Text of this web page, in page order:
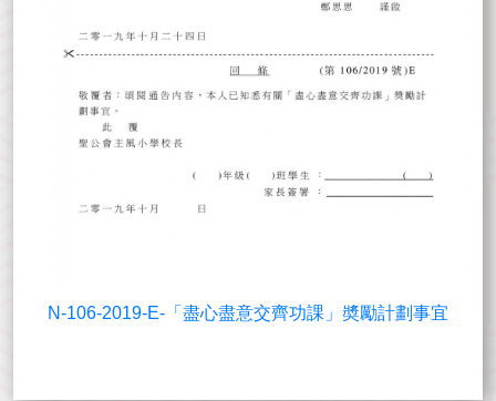
N-106-2019-E-「盡心盡意交齊功課」奬勵計劃事宜